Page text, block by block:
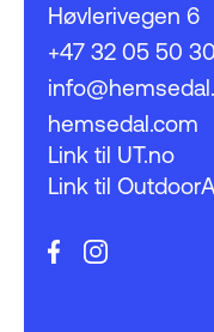
Høvlerivegen 6
+47 32 05 50 30
hemsedal.com
Link til UT.no
Link til